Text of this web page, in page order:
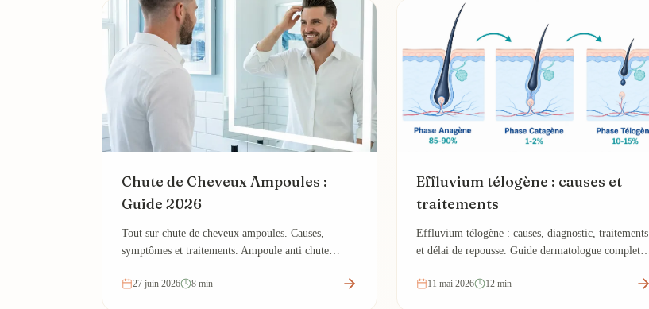
Chute de Cheveux Ampoules :
Guide 2026
Tout sur chute de cheveux ampoules. Causes,
symptômes et traitements. Ampoule anti chute
27 juin 2026 8 min
Effluvium télogène : causes et
traitements
Effluvium télogène : causes, diagnostic, traitements
et délai de repousse. Guide dermatologue complet
11 mai 2026 12 min